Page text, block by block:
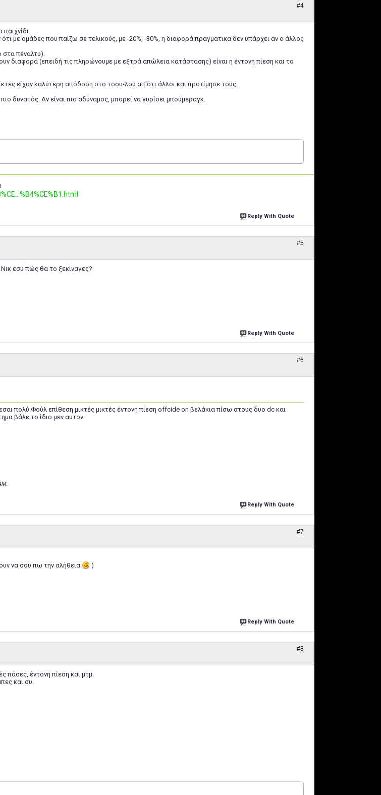
#4
με ομάδες που παίζω σε τελικούς, με -20%, -30%, η διαφορά πραγματικα δεν υπάρχει αν ο άλλος
στα πέναλτυ).
διαφορά (επειδή τις πληρώνουμε με εξτρά απώλεια κατάστασης) είναι η έντονη πίεση και το
είχαν καλύτερη απόδοση στο τσου-λου απ'ότι άλλοι και προτίμησε τους.
δυνατός. Αν είναι πιο αδύναμος, μπορεί να γυρίσει μπούμεραγκ.
Reply With Quote
#5
εσύ πώς θα το ξεκίναγες?
Reply With Quote
#6
πολύ Φούλ επίθεση μικτές μικτές έντονη πίεση offcide on βελάκια πίσω στους δυo dc και
βάλε το ίδιο μεν αυτον
.
Reply With Quote
#7
να σου πω την αλήθεια
)
Reply With Quote
#8
πάσες, έντονη πίεση και μτμ.
και συ.